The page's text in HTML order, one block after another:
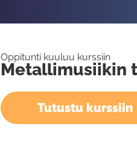
Oppitunti kuuluu kurssiin
Metallimusiikin
Tutustu kurssiin